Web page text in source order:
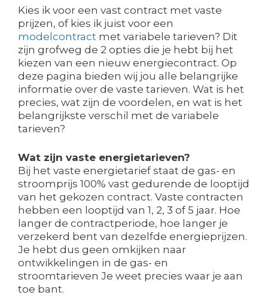
Kies ik voor een vast contract met vaste
prijzen, of kies ik juist voor een
modelcontract met variabele tarieven? Dit
zijn grofweg de 2 opties die je hebt bij het
kiezen van een nieuw energiecontract. Op
deze pagina bieden wij jou alle belangrijke
informatie over de vaste tarieven. Wat is het
precies, wat zijn de voordelen, en wat is het
belangrijkste verschil met de variabele
tarieven?
Wat zijn vaste energietarieven?
Bij het vaste energietarief staat de gas- en
stroomprijs 100% vast gedurende de looptijd
van het gekozen contract. Vaste contracten
hebben een looptijd van 1, 2, 3 of 5 jaar. Hoe
langer de contractperiode, hoe langer je
verzekerd bent van dezelfde energieprijzen.
Je hebt dus geen omkijken naar
ontwikkelingen in de gas- en
stroomtarieven Je weet precies waar je aan
toe bant.